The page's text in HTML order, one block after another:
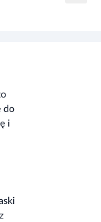
do
i